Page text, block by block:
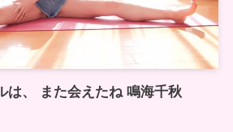
は、 また会えたね 鳴海千秋